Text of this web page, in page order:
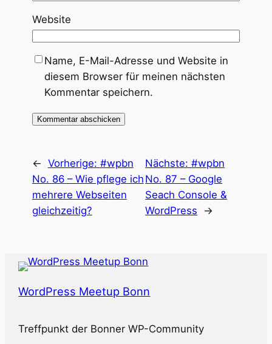
Website
Name, E-Mail-Adresse und Website in
diesem Browser für meinen nächsten
Kommentar speichern.
← Vorherige: #wpbn
No. 86 – Wie pflege ich
mehrere Webseiten
gleichzeitig?
Nächste:#wpbn
No. 87 – Google
Seach Console &
WordPress
→
WordPress Meetup Bonn
Treffpunkt der Bonner WP-Community